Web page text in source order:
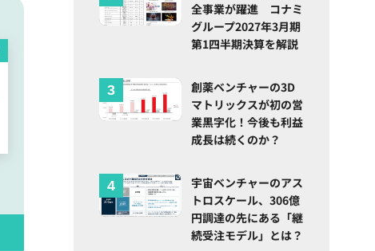
全事業が躍進 コナミ
グループ2027年3月期
第1四半期決算を解説
創薬ベンチャーの3D
マトリックスが初の営
業黒字化！今後も利益
成長は続くのか？
宇宙ベンチャーのアス
トロスケール、306億
円調達の先にある「継
続受注モデル」とは？